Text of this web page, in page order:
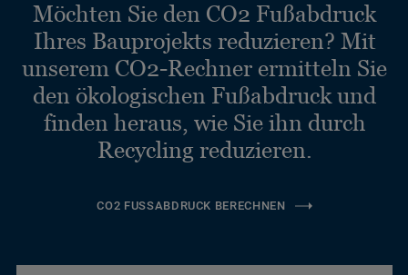
Möchten Sie den CO2 Fußabdruck
Ihres Bauprojekts reduzieren? Mit
unserem CO2-Rechner ermitteln Sie
den ökologischen Fußabdruck und
finden heraus, wie Sie ihn durch
Recycling reduzieren.
CO2 FUSSABDRUCK BERECHNEN